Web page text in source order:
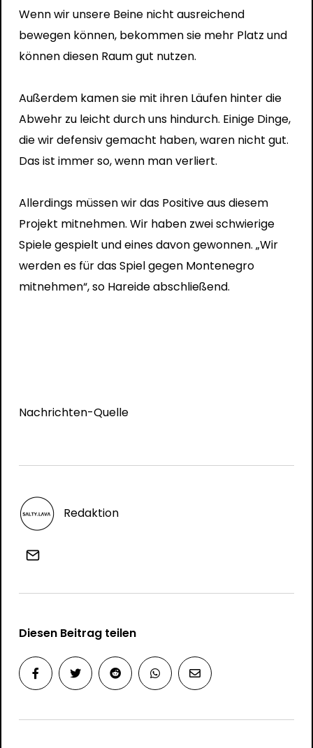
Wenn wir unsere Beine nicht ausreichend
bewegen können, bekommen sie mehr Platz und
können diesen Raum gut nutzen.
Außerdem kamen sie mit ihren Läufen hinter die
Abwehr zu leicht durch uns hindurch. Einige Dinge,
die wir defensiv gemacht haben, waren nicht gut.
Das ist immer so, wenn man verliert.
Allerdings müssen wir das Positive aus diesem
Projekt mitnehmen. Wir haben zwei schwierige
Spiele gespielt und eines davon gewonnen. „Wir
werden es für das Spiel gegen Montenegro
mitnehmen“, so Hareide abschließend.
Nachrichten-Quelle
Redaktion
Diesen Beitrag teilen